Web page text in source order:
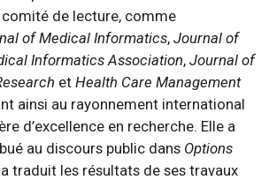
comité de lecture, comme
of Medical Informatics, Journal of
Informatics Association, Journal of
et Health Care Management
ainsi au rayonnement international
d’excellence en recherche. Elle a
au discours public dans Options
traduit les résultats de ses travaux